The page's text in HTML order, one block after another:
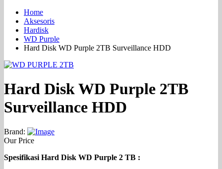
Home
Aksesoris
Hardisk
WD Purple
Hard Disk WD Purple 2TB Surveillance HDD
Hard Disk WD Purple 2TB
Surveillance HDD
Brand:
Our Price
Spesifikasi Hard Disk WD Purple 2 TB :